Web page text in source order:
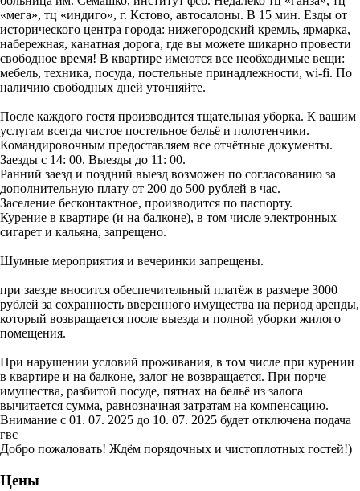
«мега», тц «индиго», г. Кстово, автосалоны. В 15 мин. Езды от
исторического центра города: нижегородский кремль, ярмарка,
набережная, канатная дорога, где вы можете шикарно провести
свободное время! В квартире имеются все необходимые вещи:
мебель, техника, посуда, постельные принадлежности, wi-fi. По
наличию свободных дней уточняйте.
После каждого гостя производится тщательная уборка. К вашим
услугам всегда чистое постельное бельё и полотенчики.
Командировочным предоставляем все отчётные документы.
Заезды с 14: 00. Выезды до 11: 00.
Ранний заезд и поздний выезд возможен по согласованию за
дополнительную плату от 200 до 500 рублей в час.
Заселение бесконтактное, производится по паспорту.
Курение в квартире (и на балконе), в том числе электронных
сигарет и кальяна, запрещено.
Шумные мероприятия и вечеринки запрещены.
​при заезде вносится обеспечительный платёж в размере 3000
рублей за сохранность вверенного имущества на период аренды,
который возвращается после выезда и полной уборки жилого
помещения.
При нарушении условий проживания, в том числе при курении
в квартире и на балконе, залог не возвращается. При порче
имущества, разбитой посуде, пятнах на бельё из залога
вычитается сумма, равнозначная затратам на компенсацию.
Внимание с 01. 07. 2025 до 10. 07. 2025 будет отключена подача
гвс
Добро пожаловать! Ждём порядочных и чистоплотных гостей!)
Цены